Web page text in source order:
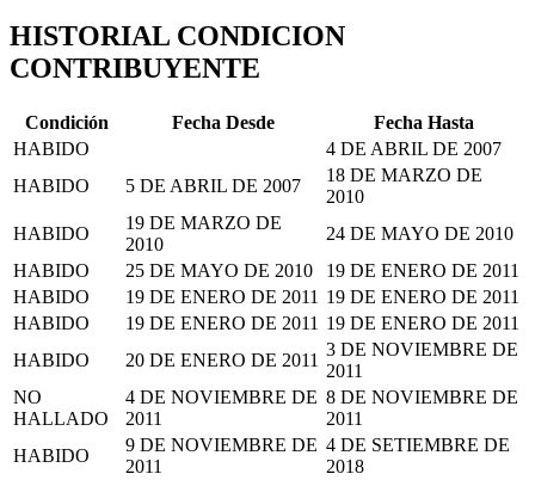
HISTORIAL CONDICION
CONTRIBUYENTE
Condición Fecha Desde
Fecha Hasta
HABIDO
4 DE ABRIL DE 2007
HABIDO
5 DE ABRIL DE 2007
18 DE MARZO DE
2010
HABIDO
19 DE MARZO DE
2010
24 DE MAYO DE 2010
HABIDO
25 DE MAYO DE 2010
19 DE ENERO DE 2011
HABIDO
19 DE ENERO DE 2011 19 DE ENERO DE 2011
HABIDO
19 DE ENERO DE 2011 19 DE ENERO DE 2011
HABIDO
20 DE ENERO DE 2011
3 DE NOVIEMBRE DE
2011
NO
HALLADO
4 DE NOVIEMBRE DE
2011
8 DE NOVIEMBRE DE
2011
HABIDO
9 DE NOVIEMBRE DE
2011
4 DE SETIEMBRE DE
2018